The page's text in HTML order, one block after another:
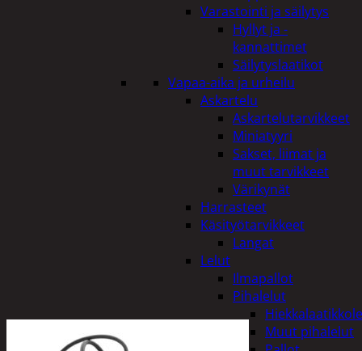
Varastointi ja säilytys
Hyllyt ja -
kannattimet
Säilytyslaatikot
Vapaa-aika ja urheilu
Askartelu
Askartelutarvikkeet
Miniatyyri
Sakset, liimat ja
muut tarvikkeet
Värikynät
Harrasteet
Käsityötarvikkeet
Langat
Lelut
Ilmapallot
Pihalelut
Muut pihalelut